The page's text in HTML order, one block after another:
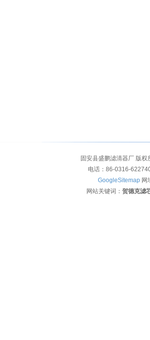
固安县盛鹏滤清器厂 版权
电话：86-0316-
GoogleSitemap 网
网站关键词： 贺德克滤